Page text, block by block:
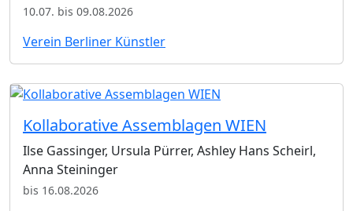
10.07. bis 09.08.2026
Verein Berliner Künstler
Kollaborative Assemblagen WIEN
Ilse Gassinger, Ursula Pürrer, Ashley Hans Scheirl,
Anna Steininger
bis 16.08.2026